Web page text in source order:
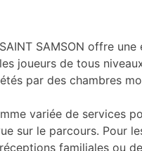
SAMSON offre
joueurs de tous
par des chambres
variée de
sur le parcours. Pour
familiales ou